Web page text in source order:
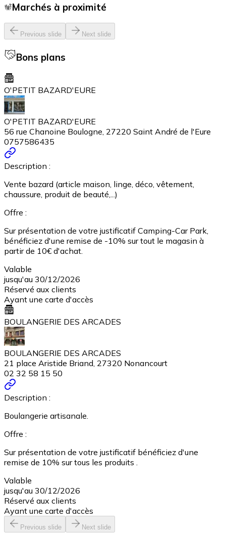
Marchés à proximité
Previous slide Next slide
Bons plans
O'PETIT BAZARD'EURE
O'PETIT BAZARD'EURE
56 rue Chanoine Boulogne, 27220 Saint André de l'Eure
0757586435
Description :
Vente bazard (article maison, linge, déco, vêtement,
chaussure, produit de beauté,...)
Offre :
Sur présentation de votre justificatif Camping-Car Park,
bénéficiez d'une remise de -10% sur tout le magasin à
partir de 10€ d'achat.
Valable
jusqu'au 30/12/2026
Réservé aux clients
Ayant une carte d'accès
BOULANGERIE DES ARCADES
BOULANGERIE DES ARCADES
21 place Aristide Briand, 27320 Nonancourt
02 32 58 15 50
Description :
Boulangerie artisanale.
Offre :
Sur présentation de votre justificatif bénéficiez d'une
remise de 10% sur tous les produits .
Valable
jusqu'au 30/12/2026
Réservé aux clients
Ayant une carte d'accès
Previous slide Next slide